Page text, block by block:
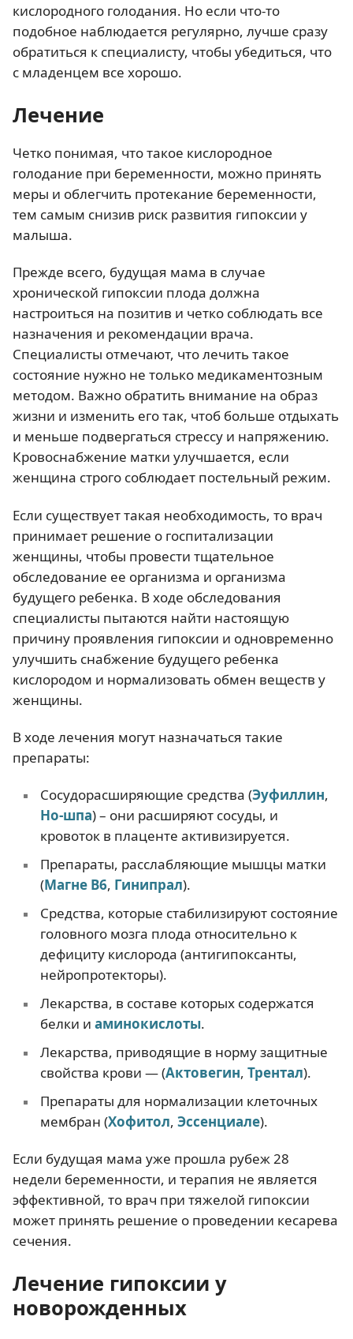
кислородного голодания. Но если что-то
подобное наблюдается регулярно, лучше сразу
обратиться к специалисту, чтобы убедиться, что
с младенцем все хорошо.
Лечение
Четко понимая, что такое кислородное
голодание при беременности, можно принять
меры и облегчить протекание беременности,
тем самым снизив риск развития гипоксии у
малыша.
Прежде всего, будущая мама в случае
хронической гипоксии плода должна
настроиться на позитив и четко соблюдать все
назначения и рекомендации врача.
Специалисты отмечают, что лечить такое
состояние нужно не только медикаментозным
методом. Важно обратить внимание на образ
жизни и изменить его так, чтоб больше отдыхать
и меньше подвергаться стрессу и напряжению.
Кровоснабжение матки улучшается, если
женщина строго соблюдает постельный режим.
Если существует такая необходимость, то врач
принимает решение о госпитализации
женщины, чтобы провести тщательное
обследование ее организма и организма
будущего ребенка. В ходе обследования
специалисты пытаются найти настоящую
причину проявления гипоксии и одновременно
улучшить снабжение будущего ребенка
кислородом и нормализовать обмен веществ у
женщины.
В ходе лечения могут назначаться такие
препараты:
Сосудорасширяющие средства (Эуфиллин,
Но-шпа) – они расширяют сосуды, и
кровоток в плаценте активизируется.
Препараты, расслабляющие мышцы матки
(Магне В6, Гинипрал).
Средства, которые стабилизируют состояние
головного мозга плода относительно к
дефициту кислорода (антигипоксанты,
нейропротекторы).
Лекарства, в составе которых содержатся
белки и аминокислоты.
Лекарства, приводящие в норму защитные
свойства крови — (Актовегин, Трентал).
Препараты для нормализации клеточных
мембран (Хофитол, Эссенциале).
Если будущая мама уже прошла рубеж 28
недели беременности, и терапия не является
эффективной, то врач при тяжелой гипоксии
может принять решение о проведении кесарева
сечения.
Лечение гипоксии у
новорожденных